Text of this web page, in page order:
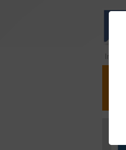
Inicio